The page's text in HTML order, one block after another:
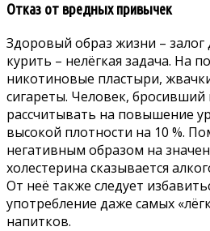
Отказ от вредных привычек
Здоровый образ жизни – залог
курить – нелёгкая задача. На
никотиновые пластыри,
сигареты. Человек,
рассчитывать на повышение
высокой плотности на 10 %.
негативным образом на
холестерина сказывается
От неё также следует
употребление даже самых
напитков.